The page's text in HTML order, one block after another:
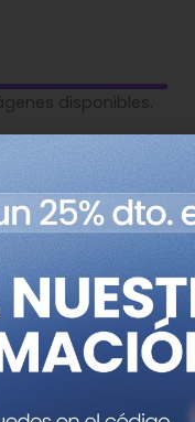
disponibles.
¿Tienes
que
la mayor